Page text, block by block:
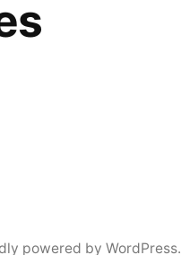
powered by WordPress.